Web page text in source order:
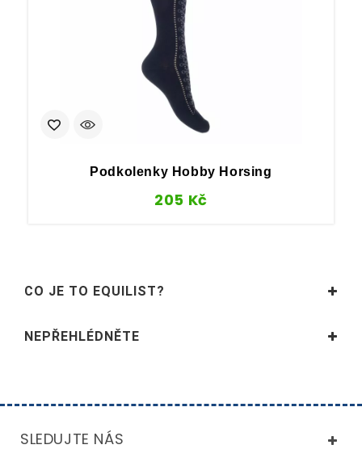
Podkolenky Hobby Horsing
205 Kč
CO JE TO EQUILIST?
NEPŘEHLÉDNĚTE
SLEDUJTE NÁS